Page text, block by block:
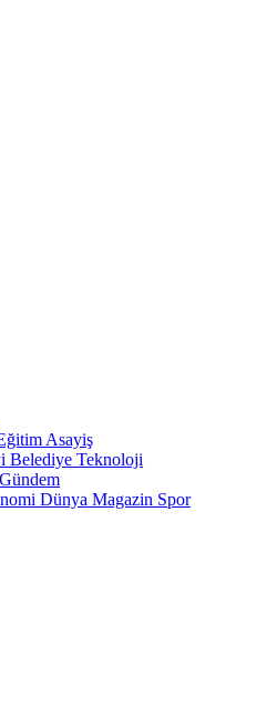
Asayiş
Belediye Teknoloji
Gündem
Dünya Magazin Spor